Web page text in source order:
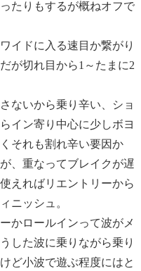
たりもするが概ねオフで
イドに入る速目か繋がり
が切れ目から1～たまに2
ないから乗り辛い、ショ
イン寄り中心に少しボヨ
それも割れ辛い要因か
、重なってブレイクが遅
えればリエントリーから
ニッシュ。
かロールインって波がメ
した波に乗りながら乗り
ど小波で遊ぶ程度にはと